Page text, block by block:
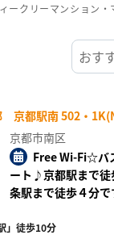
京都駅南 502・
京都市南区
Free Wi-Fi☆バ
ート♪京都駅まで徒
条駅まで徒歩４分
」徒歩10分